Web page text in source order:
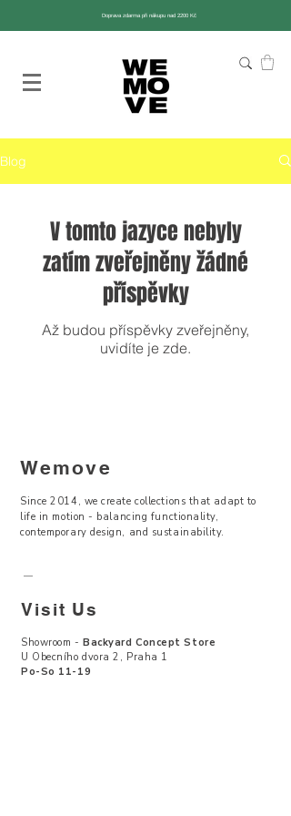
Doprava zdarma při nákupu nad 2200 Kč
Blog
V tomto jazyce nebyly
zatím zveřejněny žádné
příspěvky
Až budou příspěvky zveřejněny,
uvidíte je zde.
Wemove
Since 2014, we create collections that adapt to
life in motion - balancing functionality,
contemporary design, and sustainability.
—
Visit Us
Showroom -Backyard Concept Store
U Obecního dvora 2, Praha 1
Po-So 11-19